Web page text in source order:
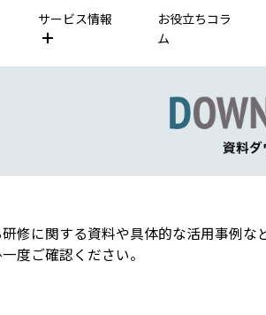
サービス情報
お役立ちコラ
ム
研修に関する資料や具体的な活用事例な
度ご確認ください。